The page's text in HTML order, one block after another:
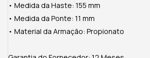
• Medida da Haste: 155 mm
• Medida da Ponte: 11 mm
• Material da Armação: Propionato